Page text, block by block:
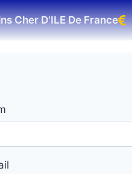
Cher D'ILE De France